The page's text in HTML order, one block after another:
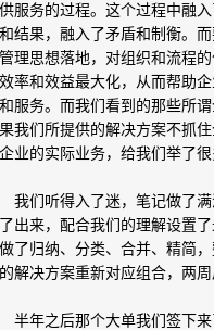
服务的过程。这个过程中融
结果，融入了矛盾和制衡。
理思想落地，对组织和流程
率和效益最大化，从而帮助
服务。而我们看到的那些所
我们所提供的解决方案不抓
业的实际业务，给我们举了
们听得入了迷，笔记做了满
出来，配合我们的理解设置
了归纳、分类、合并、精简
解决方案重新对应组合，两
年之后那个大单我们签下来